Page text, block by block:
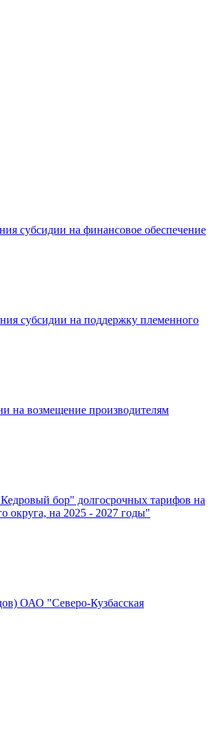
субсидии на финансовое обеспечение
субсидии на поддержку племенного
на возмещение производителям
бор" долгосрочных тарифов на
округа, на 2025 - 2027 годы"
ОАО "Северо-Кузбасская